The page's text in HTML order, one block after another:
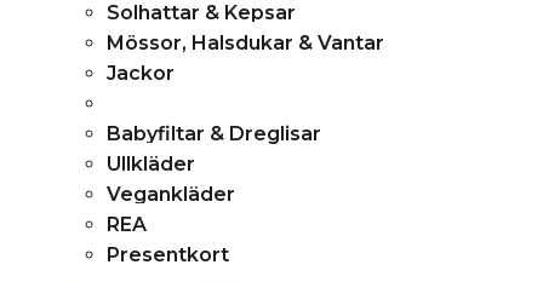
Solhattar & Kepsar
Mössor, Halsdukar & Vantar
Jackor
Babyfiltar & Dreglisar
Ullkläder
Vegankläder
REA
Presentkort